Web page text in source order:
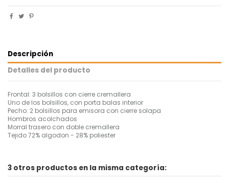
Descripción
Detalles del producto
Frontal: 3 bolsillos con cierre cremallera
Uno de los bolsillos, con porta balas interior
Pecho: 2 bolsillos para emisora con cierre solapa
Hombros acolchados
Morral trasero con doble cremallera
Tejido 72% algodon - 28% poliester
3 otros productos en la misma categoría: